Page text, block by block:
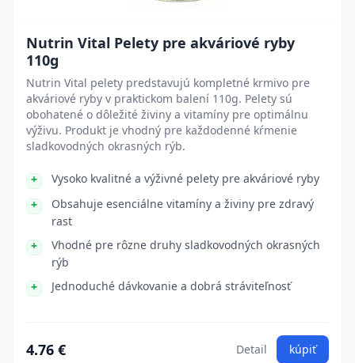
Nutrin Vital Pelety pre akváriové ryby
110g
Nutrin Vital pelety predstavujú kompletné krmivo pre
akváriové ryby v praktickom balení 110g. Pelety sú
obohatené o dôležité živiny a vitamíny pre optimálnu
výživu. Produkt je vhodný pre každodenné kŕmenie
sladkovodných okrasných rýb.
Vysoko kvalitné a výživné pelety pre akváriové ryby
Obsahuje esenciálne vitamíny a živiny pre zdravý
rast
Vhodné pre rôzne druhy sladkovodných okrasných
rýb
Jednoduché dávkovanie a dobrá stráviteľnosť
4.76 € Detail kúpiť